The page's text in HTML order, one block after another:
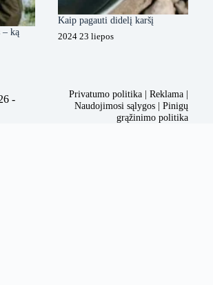
– ką
Kaip pagauti didelį karšį
2024 23 liepos
-
Privatumo politika |Reklama |
Naudojimosi sąlygos |Pinigų
grąžinimo politika